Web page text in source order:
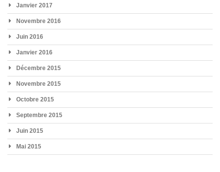
Janvier 2017
Novembre 2016
Juin 2016
Janvier 2016
Décembre 2015
Novembre 2015
Octobre 2015
Septembre 2015
Juin 2015
Mai 2015